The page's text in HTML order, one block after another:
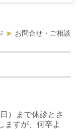
お問合せ・ご相談
）まで休診とさ
ますが、何卒よ